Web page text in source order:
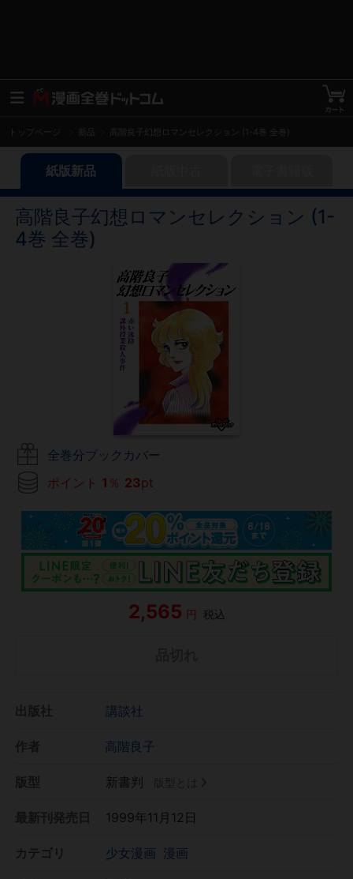
トップページ 高階良子幻想ロマンセレクション (1-4巻 全巻)
紙版新品
高階良子幻想ロマンセレクション (1-
4巻 全巻)
全巻分ブックカバー
ポイント 1 ％ 23pt
2,565 円 税込
講談社
高階良子
新書判
1999年11月12日
少女漫画 漫画